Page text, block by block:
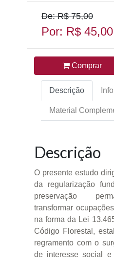
De: R$ 75,00
Por: R$ 45,00
Comprar
Descrição
Material
Descrição
O presente estudo
da regularização
preservação
transformar
na forma da Lei
Código Florestal,
regramento com o
de interesse social e